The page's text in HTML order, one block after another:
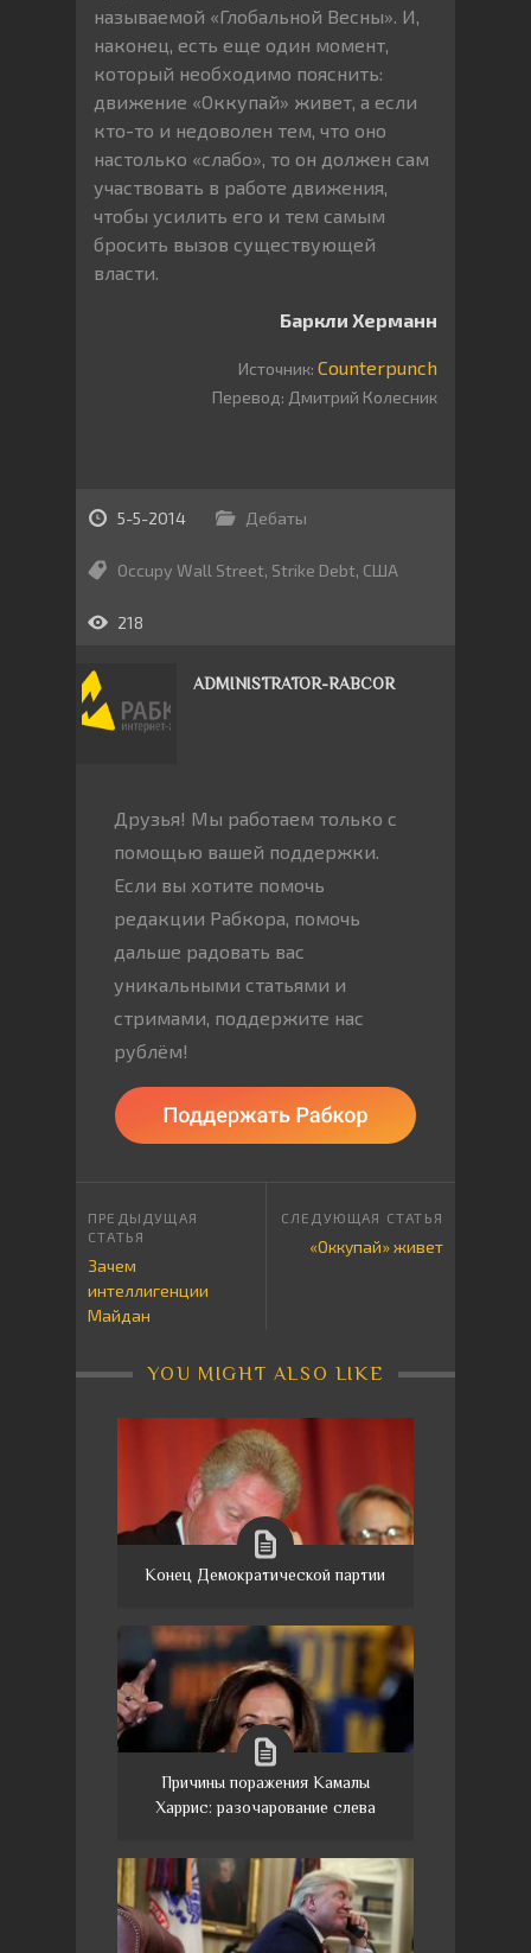
называемой «Глобальной Весны». И,
наконец, есть еще один момент,
который необходимо пояснить:
движение «Оккупай» живет, а если
кто-то и недоволен тем, что оно
настолько «слабо», то он должен сам
участвовать в работе движения,
чтобы усилить его и тем самым
бросить вызов существующей
власти.
Баркли Херманн
Источник: Counterpunch
Перевод: Дмитрий Колесник
5-5-2014 Дебаты
Occupy Wall Street, Strike Debt, США
218
ADMINISTRATOR-RABCOR
Друзья! Мы работаем только с
помощью вашей поддержки.
Если вы хотите помочь
редакции Рабкора, помочь
дальше радовать вас
уникальными статьями и
стримами, поддержите нас
рублём!
Зачем
интеллигенции
Майдан
«Оккупай» живет
YOU MIGHT ALSO LIKE
Конец Демократической партии
Причины поражения Камалы
Харрис: разочарование слева